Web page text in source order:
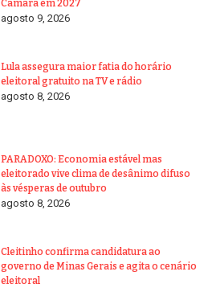
Câmara em 2027
agosto 9, 2026
Lula assegura maior fatia do horário
eleitoral gratuito na TV e rádio
agosto 8, 2026
PARADOXO: Economia estável mas
eleitorado vive clima de desânimo difuso
às vésperas de outubro
agosto 8, 2026
Cleitinho confirma candidatura ao
governo de Minas Gerais e agita o cenário
eleitoral